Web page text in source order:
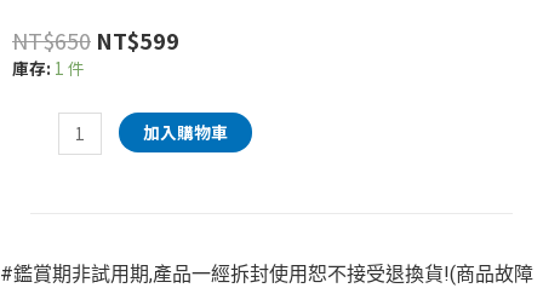
NT$650 NT$599
庫存: 1 件
加入購物車
#鑑賞期非試用期,產品一經拆封使用恕不接受退換貨!(商品故障